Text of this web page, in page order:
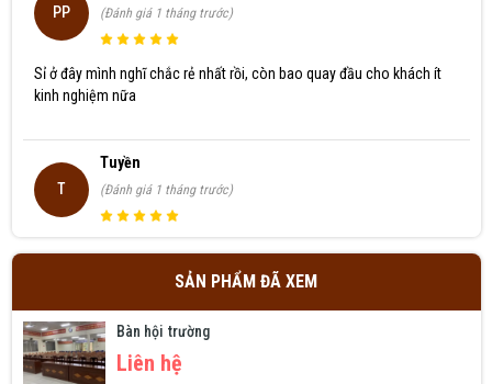
PP (Đánh giá 1 tháng trước)
Sỉ ở đây mình nghĩ chắc rẻ nhất rồi, còn bao quay đầu cho khách ít
kinh nghiệm nữa
T
Tuyền
(Đánh giá 1 tháng trước)
Đóng gói cẩn thận, giao hàng nhanh, rất đáng tiền
TH
Trần Hiền
(Đánh giá 1 tháng trước)
SẢN PHẨM ĐÃ XEM
Bàn hội trường
Liên hệ